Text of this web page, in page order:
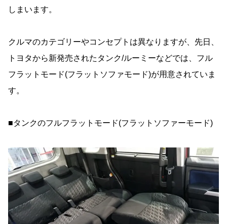
しまいます。
クルマのカテゴリーやコンセプトは異なりますが、先日、
トヨタから新発売されたタンク/ルーミーなどでは、フル
フラットモード(フラットソファモード)が用意されていま
す。
■タンクのフルフラットモード(フラットソファーモード)